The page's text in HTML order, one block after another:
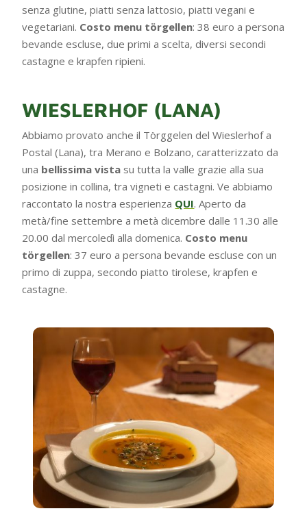
senza glutine, piatti senza lattosio, piatti vegani e
vegetariani. Costo menu törgellen: 38 euro a persona
bevande escluse, due primi a scelta, diversi secondi
castagne e krapfen ripieni.
WIESLERHOF (LANA)
Abbiamo provato anche il Törggelen del Wieslerhof a
Postal (Lana), tra Merano e Bolzano, caratterizzato da
una bellissima vista su tutta la valle grazie alla sua
posizione in collina, tra vigneti e castagni. Ve abbiamo
raccontato la nostra esperienza QUI. Aperto da
metà/fine settembre a metà dicembre dalle 11.30 alle
20.00 dal mercoledì alla domenica. Costo menu
törgellen: 37 euro a persona bevande escluse con un
primo di zuppa, secondo piatto tirolese, krapfen e
castagne.